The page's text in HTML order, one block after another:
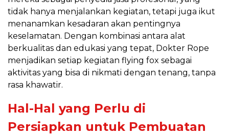
tidak hanya menjalankan kegiatan, tetapi juga ikut
menanamkan kesadaran akan pentingnya
keselamatan. Dengan kombinasi antara alat
berkualitas dan edukasi yang tepat, Dokter Rope
menjadikan setiap kegiatan flying fox sebagai
aktivitas yang bisa di nikmati dengan tenang, tanpa
rasa khawatir.
Hal-Hal yang Perlu di
Persiapkan untuk Pembuatan